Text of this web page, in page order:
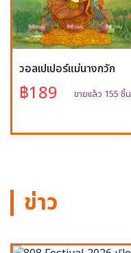
วอลเปเปอร์แม่นางกวัก
฿189 ขายแล้ว 155 ชิ้น
ข่าว